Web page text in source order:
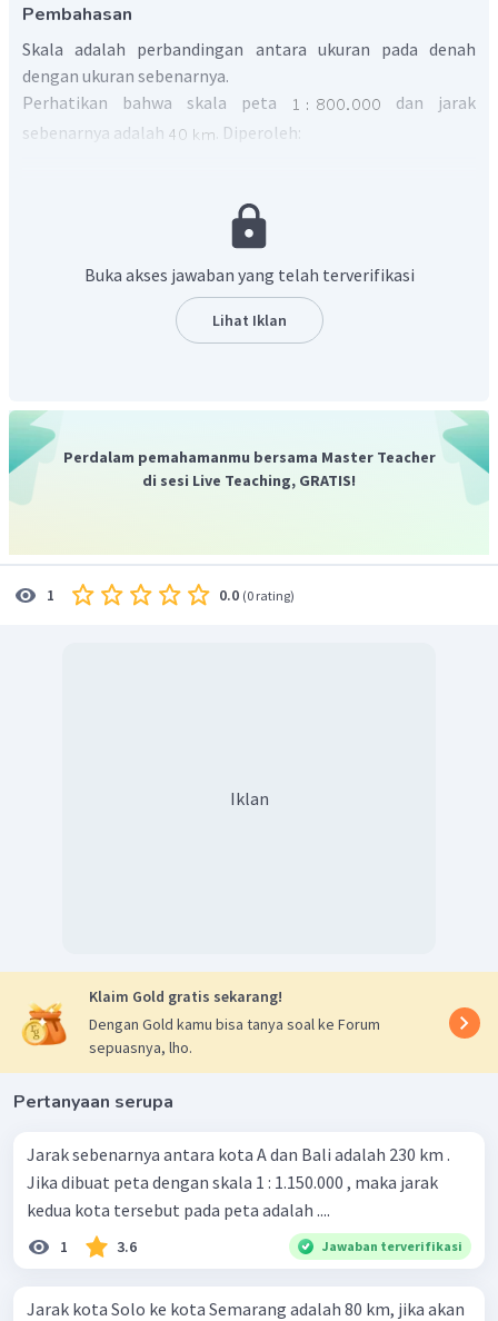
Pembahasan
Skala adalah perbandingan antara ukuran pada denah
dengan ukuran sebenarnya.
Perhatikan bahwa skala peta
dan jarak
sebenarnya adalah
. Diperoleh:
Buka akses jawaban yang telah terverifikasi
Lihat Iklan
Perdalam pemahamanmu bersama Master Teacher
di sesi Live Teaching, GRATIS!
1 0.0 (0 rating)
Iklan
Klaim Gold gratis sekarang!
Dengan Gold kamu bisa tanya soal ke Forum
sepuasnya, lho.
Pertanyaan serupa
Jarak sebenarnya antara kota A dan Bali adalah 230 km .
Jika dibuat peta dengan skala 1 : 1.150.000 , maka jarak
kedua kota tersebut pada peta adalah ....
1 3.6 Jawaban terverifikasi
Jarak kota Solo ke kota Semarang adalah 80 km, jika akan